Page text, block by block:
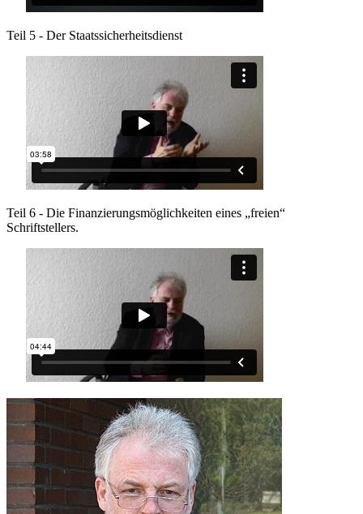
Teil 5 - Der Staatssicherheitsdienst
Teil 6 - Die Finanzierungsmöglichkeiten eines „freien“
Schriftstellers.